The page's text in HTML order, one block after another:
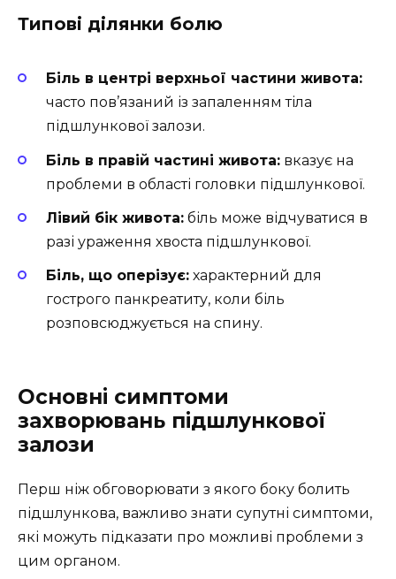
Типові ділянки болю
Біль в центрі верхньої частини живота:
часто пов’язаний із запаленням тіла
підшлункової залози.
Біль в правій частині живота: вказує на
проблеми в області головки підшлункової.
Лівий бік живота: біль може відчуватися в
разі ураження хвоста підшлункової.
Біль, що оперізує: характерний для
гострого панкреатиту, коли біль
розповсюджується на спину.
Основні симптоми
захворювань підшлункової
залози
Перш ніж обговорювати з якого боку болить
підшлункова, важливо знати супутні симптоми,
які можуть підказати про можливі проблеми з
цим органом.